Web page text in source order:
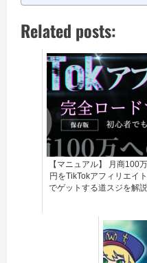
Related posts:
【マニュアル】 月商100万
円をTikTokアフィリエイト
でゲットする道スジを解説